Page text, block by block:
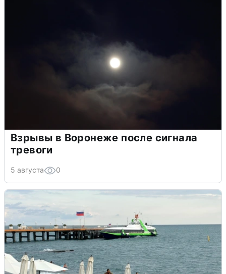
Взрывы в Воронеже после сигнала
тревоги
5 августа 0